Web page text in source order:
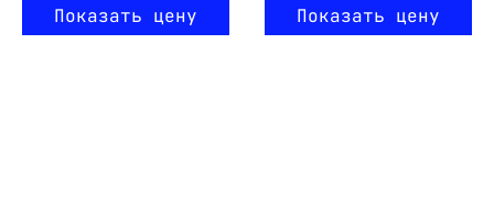
Показать цену Показать цену